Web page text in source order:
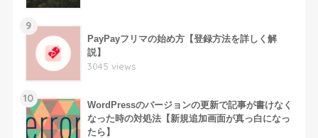
9
PayPayフリマの始め方【登録方法を詳しく解
説】
3045 views
10
WordPressのバージョンの更新で記事が書けなく
なった時の対処法【新規追加画面が真っ白になっ
たら】